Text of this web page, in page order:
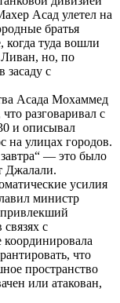
Асад улетел на
братья
туда вошли
но, по
с
Асада Мохаммед
разговаривал с
и описывал
на улицах городов.
— это было
Джалали.
усилия
министр
с
что
пространство
или атакован,